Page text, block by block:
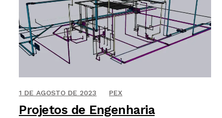
5 DE SETEMBRO DE 2021
1 DE AGOSTO DE 2023 PEX
Projetos de Engenharia